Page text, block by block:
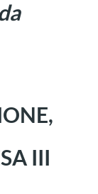
III